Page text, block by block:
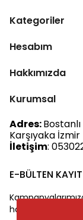
Kategoriler
Hesabım
Hakkımızda
Kurumsal
Adres:
Karşıyaka İzmir
İletişim:
E-BÜLTEN KAYIT
haberdar olun.